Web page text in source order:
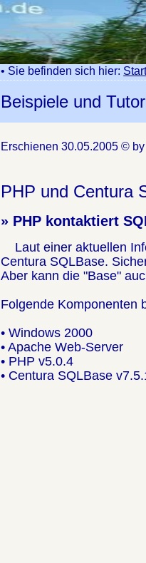
• Sie befinden sich hier:
Beispiele und
Erschienen 30.05.2005 ©
PHP und Centura
» PHP kontaktiert
Laut einer aktuellen
Centura SQLBase.
Aber kann die "Base"
Folgende Komponenten
• Windows 2000
• Apache Web-Server
• PHP v5.0.4
• Centura SQLBase